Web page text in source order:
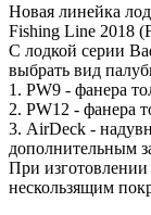
Новая линейка
Fishing Line 2018
С лодкой серии
выбрать вид
1. PW9 - фанера
2. PW12 - фанера
3. AirDeck -
дополнительным
При изготовлении
нескользящим